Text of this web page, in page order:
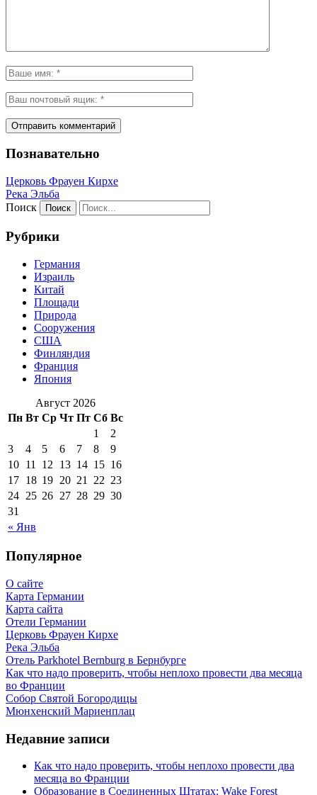
Познавательно
Церковь Фрауен Кирхе
Река Эльба
Поиск
Рубрики
Германия
Израиль
Китай
Площади
Природа
Сооружения
США
Финляндия
Франция
Япония
Август 2026
Пн Вт Ср Чт Пт Сб Вс
« Янв
1
2
3
4 5 6 7 8
9
10 11 12 13 14 15 16
17 18 19 20 21 22 23
24 25 26 27 28 29 30
31
Популярное
О сайте
Карта Германии
Карта сайта
Отели Германии
Церковь Фрауен Кирхе
Река Эльба
Отель Parkhotel Bernburg в Бернбурге
Как что надо проверить, чтобы неплохо провести два месяца
во Франции
Собор Святой Богородицы
Мюнхенский Мариенплац
Недавние записи
Как что надо проверить, чтобы неплохо провести два
месяца во Франции
Образование в Соединенных Штатах: Wake Forest